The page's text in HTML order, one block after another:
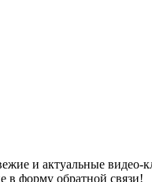
и актуальные
в форму обратной связи!